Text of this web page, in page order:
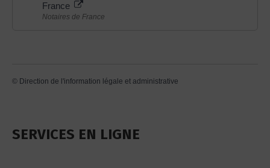
France
Notaires de France
© Direction de l'information légale et administrative
SERVICES EN LIGNE